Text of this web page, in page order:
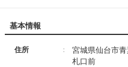
基本情報
住所
宮城県仙台市
札口前